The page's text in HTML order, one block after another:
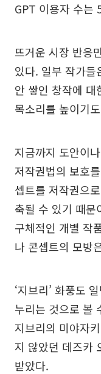
GPT 이용자 수는
뜨거운 시장 반응
있다. 일부 작가들
안 쌓인 창작에 대
목소리를 높이기
지금까지 도안이
저작권법의 보호
셉트를 저작권으
축될 수 있기 때문
구체적인 개별 작
나 콘셉트의 모방
‘지브리’ 화풍도
누리는 것으로 볼
지브리의 미야자
지 않았던 데즈카
받았다.